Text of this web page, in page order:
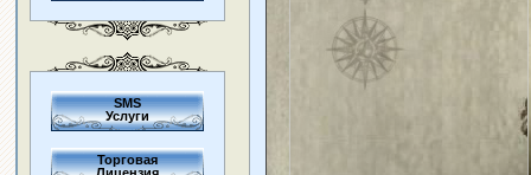
SMS
Услуги
Торговая